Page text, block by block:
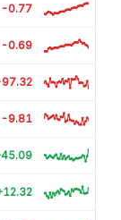
-0.77
-0.69
-9.81